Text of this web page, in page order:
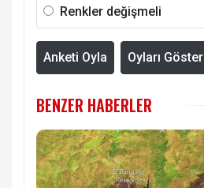
Renkler değişmeli
Anketi Oyla Oyları Göster
BENZER HABERLER